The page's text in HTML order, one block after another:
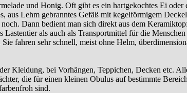
und Honig. Oft gibt es ein hartgekochtes Ei oder
aus Lehm gebranntes Gefäß mit kegelförmigem
Dann bedient man sich direkt aus dem
als auch als Transportmittel für die Menschen
fahren sehr schnell, meist ohne Helm,
Kleidung, bei Vorhängen, Teppichen, Decken etc.
die für einen kleinen Obulus auf bestimmte
sind.